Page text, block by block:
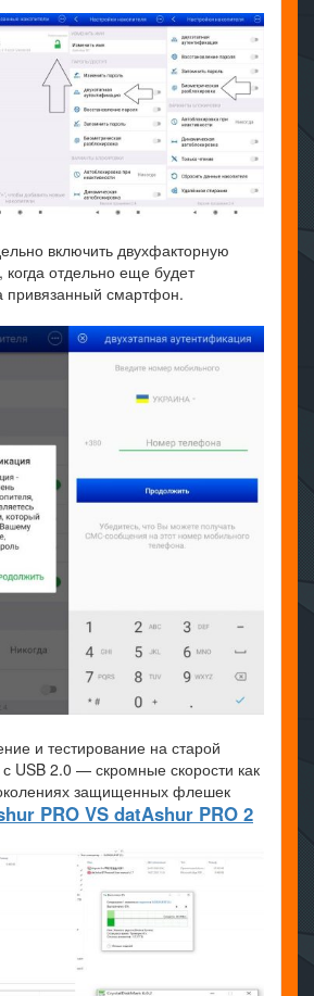
включить двухфакторную
отдельно еще будет
привязанный смартфон.
и тестирование на старой
USB 2.0 — скромные скорости как
защищенных флешек
PRO VS datAshur PRO 2